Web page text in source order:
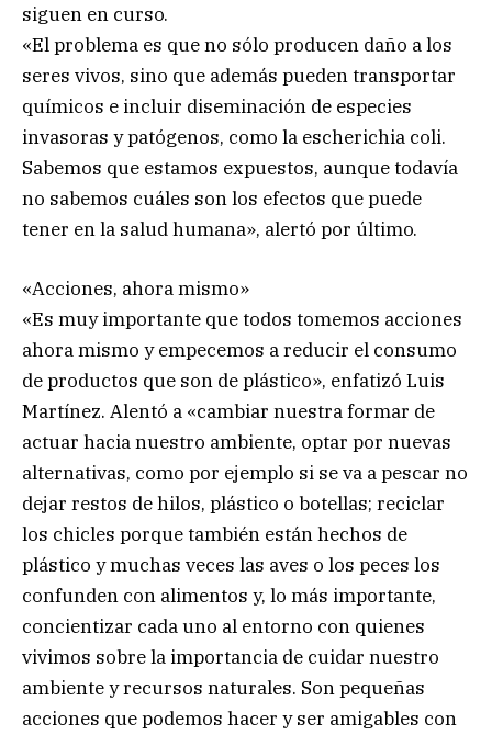
siguen en curso.
«El problema es que no sólo producen daño a los
seres vivos, sino que además pueden transportar
químicos e incluir diseminación de especies
invasoras y patógenos, como la escherichia coli.
Sabemos que estamos expuestos, aunque todavía
no sabemos cuáles son los efectos que puede
tener en la salud humana», alertó por último.
«Acciones, ahora mismo»
«Es muy importante que todos tomemos acciones
ahora mismo y empecemos a reducir el consumo
de productos que son de plástico», enfatizó Luis
Martínez. Alentó a «cambiar nuestra formar de
actuar hacia nuestro ambiente, optar por nuevas
alternativas, como por ejemplo si se va a pescar no
dejar restos de hilos, plástico o botellas; reciclar
los chicles porque también están hechos de
plástico y muchas veces las aves o los peces los
confunden con alimentos y, lo más importante,
concientizar cada uno al entorno con quienes
vivimos sobre la importancia de cuidar nuestro
ambiente y recursos naturales. Son pequeñas
acciones que podemos hacer y ser amigables con